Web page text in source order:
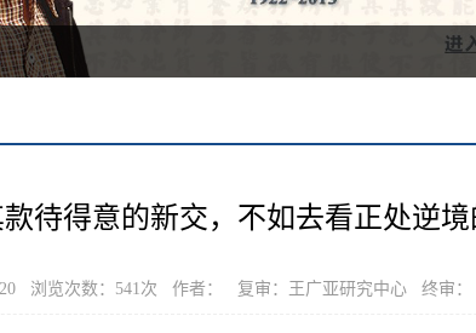
待得意的新交，不如去看正处逆
浏览次数： 541次 作者： 复审：王广亚研究中心 终审：